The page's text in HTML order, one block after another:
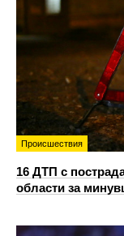
Происшествия
16 ДТП с
области за